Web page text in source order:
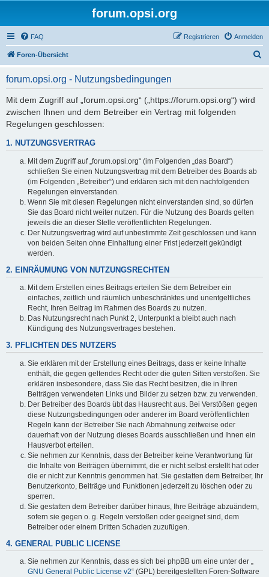
forum.opsi.org
FAQ Anmelden
Registrieren
Foren-Übersicht
forum.opsi.org - Nutzungsbedingungen
Mit dem Zugriff auf „forum.opsi.org“ („https://forum.opsi.org“) wird
zwischen Ihnen und dem Betreiber ein Vertrag mit folgenden
Regelungen geschlossen:
1. NUTZUNGSVERTRAG
Mit dem Zugriff auf „forum.opsi.org“ (im Folgenden „das Board“)
schließen Sie einen Nutzungsvertrag mit dem Betreiber des Boards ab
(im Folgenden „Betreiber“) und erklären sich mit den nachfolgenden
Regelungen einverstanden.
Wenn Sie mit diesen Regelungen nicht einverstanden sind, so dürfen
Sie das Board nicht weiter nutzen. Für die Nutzung des Boards gelten
jeweils die an dieser Stelle veröffentlichten Regelungen.
Der Nutzungsvertrag wird auf unbestimmte Zeit geschlossen und kann
von beiden Seiten ohne Einhaltung einer Frist jederzeit gekündigt
werden.
2. EINRÄUMUNG VON NUTZUNGSRECHTEN
Mit dem Erstellen eines Beitrags erteilen Sie dem Betreiber ein
einfaches, zeitlich und räumlich unbeschränktes und unentgeltliches
Recht, Ihren Beitrag im Rahmen des Boards zu nutzen.
Das Nutzungsrecht nach Punkt 2, Unterpunkt a bleibt auch nach
Kündigung des Nutzungsvertrages bestehen.
3. PFLICHTEN DES NUTZERS
Sie erklären mit der Erstellung eines Beitrags, dass er keine Inhalte
enthält, die gegen geltendes Recht oder die guten Sitten verstoßen. Sie
erklären insbesondere, dass Sie das Recht besitzen, die in Ihren
Beiträgen verwendeten Links und Bilder zu setzen bzw. zu verwenden.
Der Betreiber des Boards übt das Hausrecht aus. Bei Verstößen gegen
diese Nutzungsbedingungen oder anderer im Board veröffentlichten
Regeln kann der Betreiber Sie nach Abmahnung zeitweise oder
dauerhaft von der Nutzung dieses Boards ausschließen und Ihnen ein
Hausverbot erteilen.
Sie nehmen zur Kenntnis, dass der Betreiber keine Verantwortung für
die Inhalte von Beiträgen übernimmt, die er nicht selbst erstellt hat oder
die er nicht zur Kenntnis genommen hat. Sie gestatten dem Betreiber, Ihr
Benutzerkonto, Beiträge und Funktionen jederzeit zu löschen oder zu
sperren.
Sie gestatten dem Betreiber darüber hinaus, Ihre Beiträge abzuändern,
sofern sie gegen o. g. Regeln verstoßen oder geeignet sind, dem
Betreiber oder einem Dritten Schaden zuzufügen.
4. GENERAL PUBLIC LICENSE
Sie nehmen zur Kenntnis, dass es sich bei phpBB um eine unter der „
GNU General Public License v2“ (GPL) bereitgestellten Foren-Software